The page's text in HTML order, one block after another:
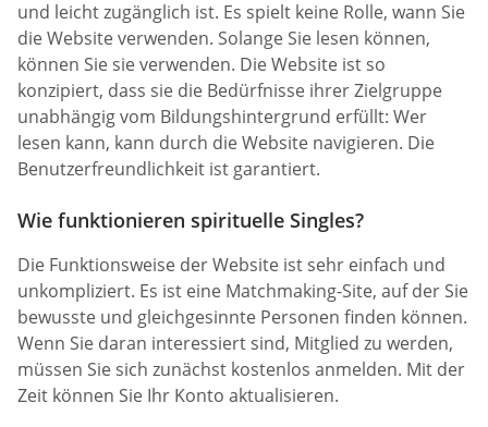
und leicht zugänglich ist. Es spielt keine Rolle, wann Sie
die Website verwenden. Solange Sie lesen können,
können Sie sie verwenden. Die Website ist so
konzipiert, dass sie die Bedürfnisse ihrer Zielgruppe
unabhängig vom Bildungshintergrund erfüllt: Wer
lesen kann, kann durch die Website navigieren. Die
Benutzerfreundlichkeit ist garantiert.
Wie funktionieren spirituelle Singles?
Die Funktionsweise der Website ist sehr einfach und
unkompliziert. Es ist eine Matchmaking-Site, auf der Sie
bewusste und gleichgesinnte Personen finden können.
Wenn Sie daran interessiert sind, Mitglied zu werden,
müssen Sie sich zunächst kostenlos anmelden. Mit der
Zeit können Sie Ihr Konto aktualisieren.